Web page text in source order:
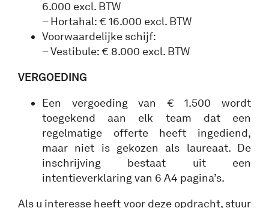
6.000 excl. BTW
– Hortahal: € 16.000 excl. BTW
Voorwaardelijke schijf:
– Vestibule: € 8.000 excl. BTW
VERGOEDING
Een vergoeding van € 1.500 wordt
toegekend aan elk team dat een
regelmatige offerte heeft ingediend,
maar niet is gekozen als laureaat. De
inschrijving bestaat uit een
intentieverklaring van 6 A4 pagina’s.
Als u interesse heeft voor deze opdracht, stuur